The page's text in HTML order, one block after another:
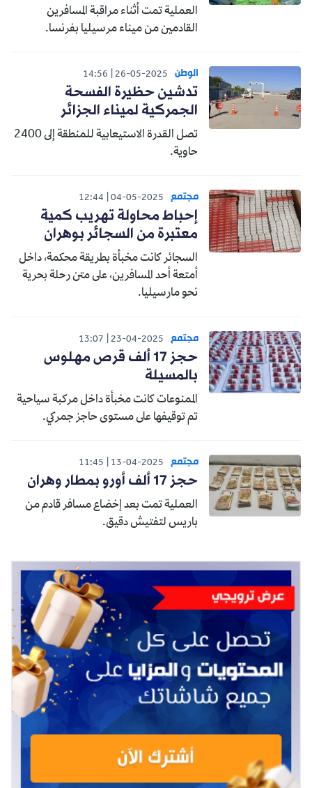
العملية تمت أثناء مراقبة المسافرين
القادمين من ميناء مرسيليا بفرنسا.
الوطن 26-05-2025
14:56
تدشين حظيرة الفسحة
الجمركية لميناء الجزائر
تصل القدرة الاستيعابية للمنطقة إلى 2400
حاوية.
مجتمع 04-05-2025
12:44
إحباط محاولة تهريب كمية
معتبرة من السجائر بوهران
السجائر كانت مخبأة بطريقة محكمة، داخل
أمتعة أحد المسافرين، على متن رحلة بحرية
نحو مارسيليا.
مجتمع 23-04-2025
13:07
حجز 17 ألف قرص مهلوس
بالمسيلة
الممنوعات كانت مخبأة داخل مركبة سياحية
تم توقيفها على مستوى حاجز جمركي.
مجتمع 13-04-2025
11:45
حجز 17 ألف أورو بمطار وهران
العملية تمت بعد إخضاع مسافر قادم من
باريس لتفتيش دقيق.